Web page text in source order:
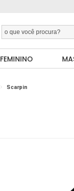
FEMININO
Scarpin